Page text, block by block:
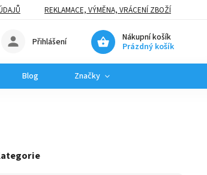
REKLAMACE, VÝMĚNA, VRÁCENÍ ZBOŽÍ
Nákupní košík
Prázdný košík
Přihlášení
Blog Značky